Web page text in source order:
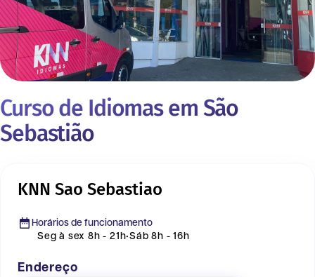
Curso de Idiomas em São
Sebastião
KNN Sao Sebastiao
Horários de funcionamento
Seg à sex 8h - 21h•Sáb 8h - 16h
Endereço